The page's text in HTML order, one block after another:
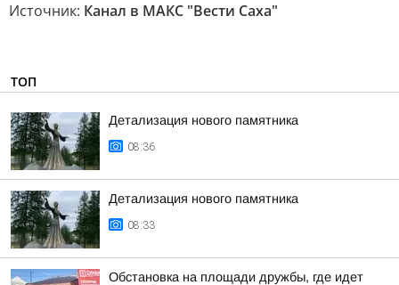
Источник: Канал в МАКС "Вести Саха"
ТОП
Детализация нового памятника
08:36
Детализация нового памятника
08:33
Обстановка на площади дружбы, где идет